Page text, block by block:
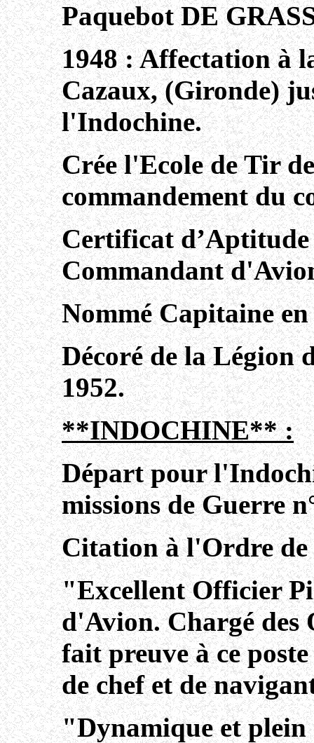
Paquebot DE
1948 : Affectation à
Cazaux, (Gironde)
l'Indochine.
Crée l'Ecole de Tir
commandement du
Certificat
Commandant
Nommé Capitaine
Décoré de la Légion
1952.
**INDOCHINE** :
Départ pour
missions de Guerre
Citation à l'Ordre
"Excellent Officier
d'Avion. Chargé des
fait preuve à ce
de chef et de
"Dynamique et